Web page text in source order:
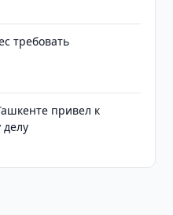
требовать
привел к
делу